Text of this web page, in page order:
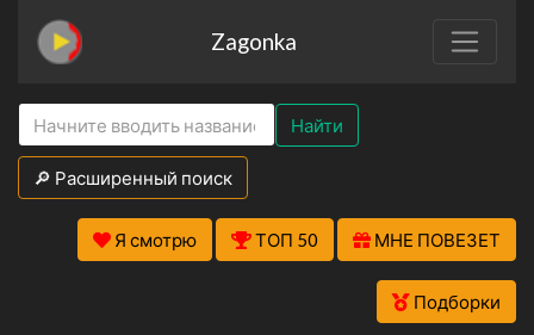
Zagonka
Найти
🔎 Расширенный поиск
Я смотрю ТОП 50 МНЕ ПОВЕЗЕТ
Подборки